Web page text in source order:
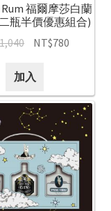
福爾摩莎白蘭
瓶半價優惠組合)
1,040 NT$780
加入